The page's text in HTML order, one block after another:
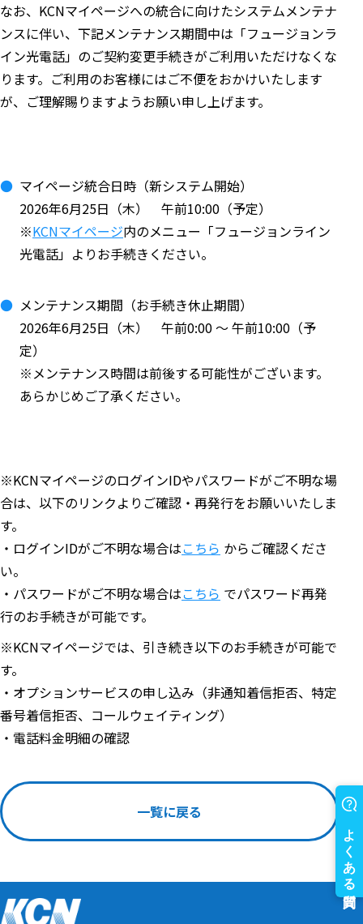
なお、KCNマイページへの統合に向けたシステムメンテナ
ンスに伴い、下記メンテナンス期間中は「フュージョンラ
イン光電話」のご契約変更手続きがご利用いただけなくな
ります。ご利用のお客様にはご不便をおかけいたします
が、ご理解賜りますようお願い申し上げます。
マイページ統合日時（新システム開始）
2026年6月25日（木） 午前10:00（予定）
※KCNマイページ内のメニュー「フュージョンライン
光電話」よりお手続きください。
メンテナンス期間（お手続き休止期間）
2026年6月25日（木） 午前0:00 ～ 午前10:00（予
定）
※メンテナンス時間は前後する可能性がございます。
あらかじめご了承ください。
※KCNマイページのログインIDやパスワードがご不明な場
合は、以下のリンクよりご確認・再発行をお願いいたしま
す。
・ログインIDがご不明な場合はこちら からご確認くださ
い。
・パスワードがご不明な場合はこちら でパスワード再発
行のお手続きが可能です。
※KCNマイページでは、引き続き以下のお手続きが可能で
す。
・オプションサービスの申し込み（非通知着信拒否、特定
番号着信拒否、コールウェイティング）
・電話料金明細の確認
一覧に戻る